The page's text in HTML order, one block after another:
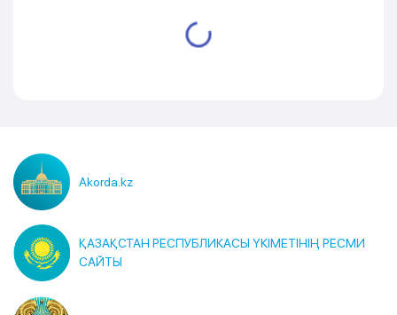
Akorda.kz
ҚАЗАҚСТАН РЕСПУБЛИКАСЫ ҮКІМЕТІНІҢ РЕСМИ
САЙТЫ